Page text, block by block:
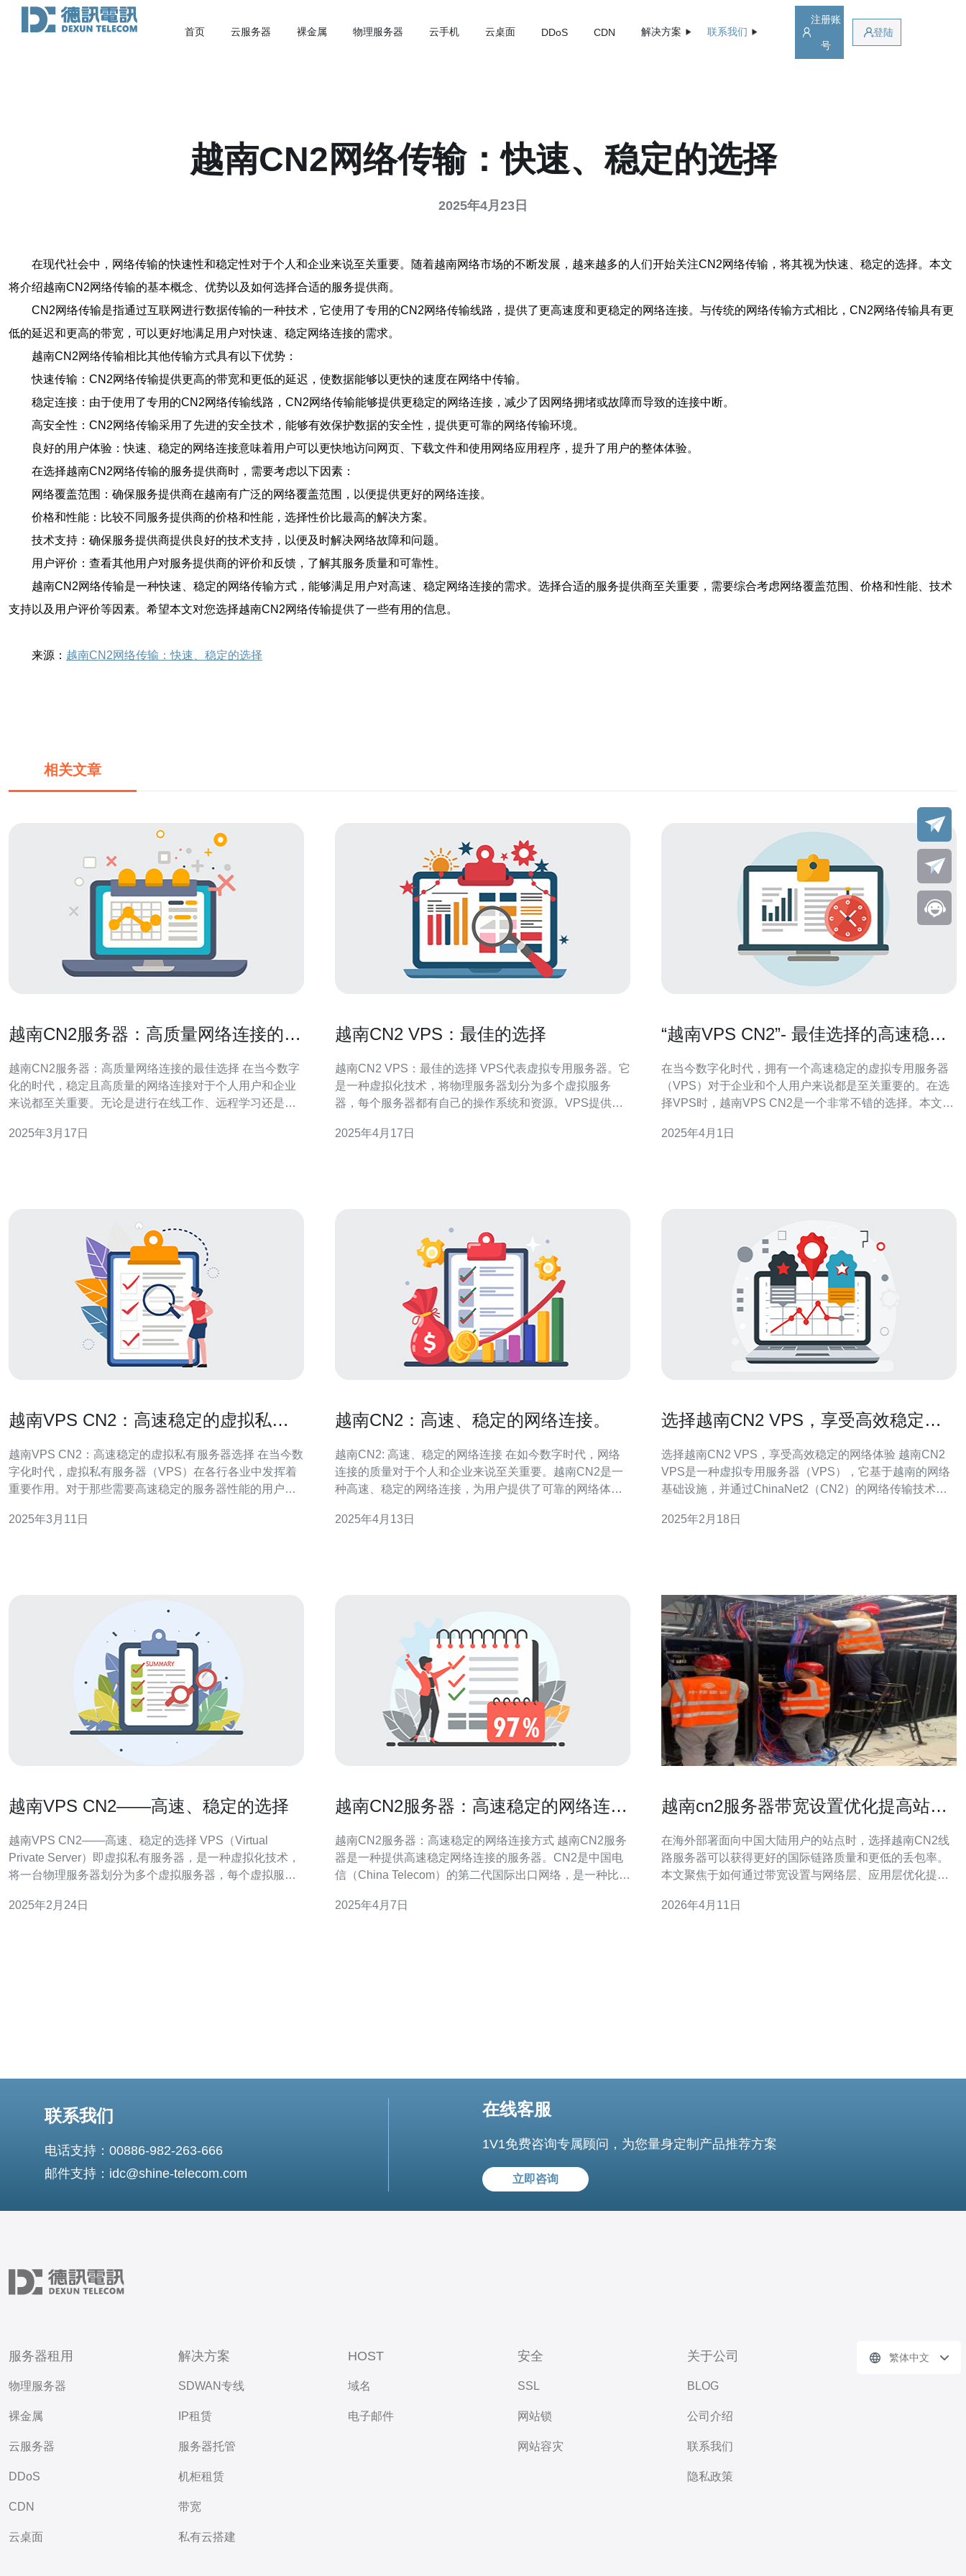
首页 云服务器 裸金属 物理服务器 云手机 云桌面 DDoS CDN 解决方案 联系我们
注册账
号
登陆
越南CN2网络传输：快速、稳定的选择
2025年4月23日
在现代社会中，网络传输的快速性和稳定性对于个人和企业来说至关重要。随着越南网络市场的不断发展，越来越多的人们开始关注CN2网络传输，将其视为快速、稳定的选择。本文
将介绍越南CN2网络传输的基本概念、优势以及如何选择合适的服务提供商。
CN2网络传输是指通过互联网进行数据传输的一种技术，它使用了专用的CN2网络传输线路，提供了更高速度和更稳定的网络连接。与传统的网络传输方式相比，CN2网络传输具有更
低的延迟和更高的带宽，可以更好地满足用户对快速、稳定网络连接的需求。
越南CN2网络传输相比其他传输方式具有以下优势：
快速传输：CN2网络传输提供更高的带宽和更低的延迟，使数据能够以更快的速度在网络中传输。
稳定连接：由于使用了专用的CN2网络传输线路，CN2网络传输能够提供更稳定的网络连接，减少了因网络拥堵或故障而导致的连接中断。
高安全性：CN2网络传输采用了先进的安全技术，能够有效保护数据的安全性，提供更可靠的网络传输环境。
良好的用户体验：快速、稳定的网络连接意味着用户可以更快地访问网页、下载文件和使用网络应用程序，提升了用户的整体体验。
在选择越南CN2网络传输的服务提供商时，需要考虑以下因素：
网络覆盖范围：确保服务提供商在越南有广泛的网络覆盖范围，以便提供更好的网络连接。
价格和性能：比较不同服务提供商的价格和性能，选择性价比最高的解决方案。
技术支持：确保服务提供商提供良好的技术支持，以便及时解决网络故障和问题。
用户评价：查看其他用户对服务提供商的评价和反馈，了解其服务质量和可靠性。
越南CN2网络传输是一种快速、稳定的网络传输方式，能够满足用户对高速、稳定网络连接的需求。选择合适的服务提供商至关重要，需要综合考虑网络覆盖范围、价格和性能、技术
支持以及用户评价等因素。希望本文对您选择越南CN2网络传输提供了一些有用的信息。
来源： 越南CN2网络传输：快速、稳定的选择
相关文章
越南CN2服务器：高质量网络连接的最
越南CN2服务器：高质量网络连接的最佳选择 在当今数字
化的时代，稳定且高质量的网络连接对于个人用户和企业
来说都至关重要。无论是进行在线工作、远程学习还是享
那些寻求高质量网络连接的用户来说，越南CN2服务器是
2025年3月17日
越南CN2 VPS：最佳的选择
越南CN2 VPS：最佳的选择 VPS代表虚拟专用服务器。它
是一种虚拟化技术，将物理服务器划分为多个虚拟服务
器，每个服务器都有自己的操作系统和资源。VPS提供了
的首选。 越南CN2 VPS是指在越南地区拥有CN2网络线路
2025年4月17日
“越南VPS CN2”- 最佳选择的高速稳定
在当今数字化时代，拥有一个高速稳定的虚拟专用服务器
（VPS）对于企业和个人用户来说都是至关重要的。在选
择VPS时，越南VPS CN2是一个非常不错的选择。本文将
（VPS）是一种虚拟化技术，它将一台物理服务器划分为
2025年4月1日
越南VPS CN2：高速稳定的虚拟私有
越南VPS CN2：高速稳定的虚拟私有服务器选择 在当今数
字化时代，虚拟私有服务器（VPS）在各行各业中发挥着
重要作用。对于那些需要高速稳定的服务器性能的用户来
VPS CN2的优势以及为什么它是高速稳定的虚拟私有服务
2025年3月11日
越南CN2：高速、稳定的网络连接。
越南CN2: 高速、稳定的网络连接 在如今数字时代，网络
连接的质量对于个人和企业来说至关重要。越南CN2是一
种高速、稳定的网络连接，为用户提供了可靠的网络体
国电信的次级网络，通过跨越中国和越南的光纤电缆连接
2025年4月13日
选择越南CN2 VPS，享受高效稳定的
选择越南CN2 VPS，享受高效稳定的网络体验 越南CN2
VPS是一种虚拟专用服务器（VPS），它基于越南的网络
基础设施，并通过ChinaNet2（CN2）的网络传输技术进
验，特别适合需要与中国大陆进行网络通信的用户。 选择
2025年2月18日
越南VPS CN2——高速、稳定的选择
越南VPS CN2——高速、稳定的选择 VPS（Virtual
Private Server）即虚拟私有服务器，是一种虚拟化技术，
将一台物理服务器划分为多个虚拟服务器，每个虚拟服务
需求。 越南VPS CN2是指在越南地区租用的VPS服务器，
2025年2月24日
越南CN2服务器：高速稳定的网络连接
越南CN2服务器：高速稳定的网络连接方式 越南CN2服务
器是一种提供高速稳定网络连接的服务器。CN2是中国电
信（China Telecom）的第二代国际出口网络，是一种比传
务器将这种高速稳定的网络连接方式引入越南地区，为用
2025年4月7日
越南cn2服务器带宽设置优化提高站点
在海外部署面向中国大陆用户的站点时，选择越南CN2线
路服务器可以获得更好的国际链路质量和更低的丢包率。
本文聚焦于如何通过带宽设置与网络层、应用层优化提升
明确带宽与稳定性的关系：带宽并非唯一指标，线路质量
2026年4月11日
联系我们
电话支持：00886-982-263-666
邮件支持：idc@shine-telecom.com
在线客服
1V1免费咨询专属顾问，为您量身定制产品推荐方案
立即咨询
服务器租用
物理服务器
裸金属
云服务器
DDoS
CDN
云桌面
解决方案
SDWAN专线
IP租赁
服务器托管
机柜租赁
带宽
私有云搭建
HOST
域名
电子邮件
安全
SSL
网站锁
网站容灾
关于公司
BLOG
公司介绍
联系我们
隐私政策
繁体中文